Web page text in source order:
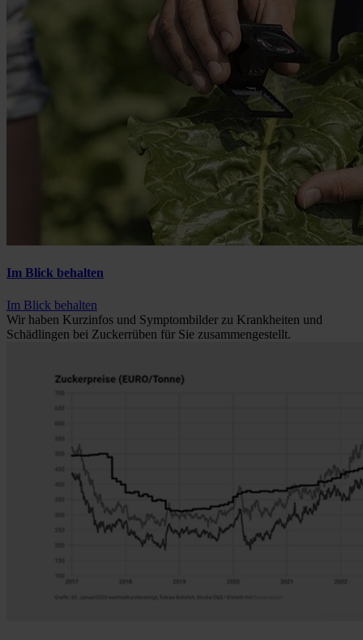
Im Blick behalten
Im Blick behalten
Wir haben Kurzinfos und Symptombilder zu Krankheiten und
Schädlingen bei Zuckerrüben für Sie zusammengestellt.